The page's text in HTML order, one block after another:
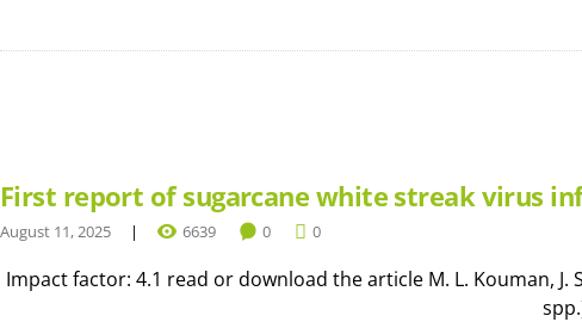
First report of sugarcane white streak virus
August 11, 2025 6639 0 0
Impact factor: 4.1 read or download the article M. L. Kouman, J.